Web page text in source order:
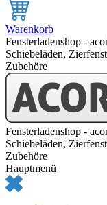
Warenkorb
Fensterladenshop -
Schiebeläden,
Zubehöre
Fensterladenshop -
Schiebeläden,
Zubehöre
Hauptmenü